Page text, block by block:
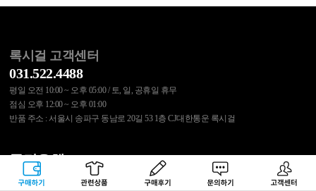
구매하기 관련상품 상품후기 문의하기 고객센터
록시걸 고객센터
031.522.4488
평일 오전 10:00 ~ 오후 05:00 / 토, 일, 공휴일 휴무
점심 오후 12:00 ~ 오후 01:00
반품 주소 : 서울시 송파구 동남로 20길 53 1층 CJ대한통운 록시걸
국민은행 515537.01.017828
무통장 입금 결제 또는 교환/반품 비용은 위 계좌로 입금바랍니다.